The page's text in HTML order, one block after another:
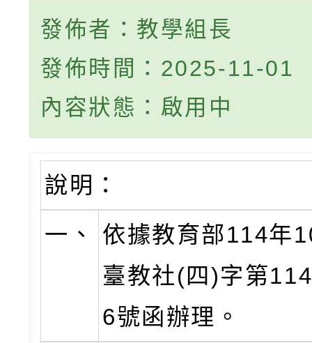
發佈者：教學組長
發佈時間：2025-11-01
內容狀態：啟用中
說明：
一、
依據教育部114年
臺教社(四)字第
6號函辦理。